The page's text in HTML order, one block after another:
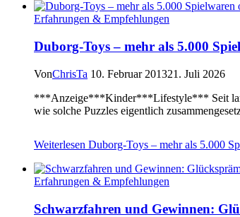
Erfahrungen & Empfehlungen
Duborg-Toys – mehr als 5.000
VonChrisTa 10. Februar 201321. Juli 2026
***Anzeige***Kinder***Lifestyle*** Seit
wie solche Puzzles eigentlich
Weiterlesen Duborg-Toys – mehr als 5.000
Erfahrungen & Empfehlungen
Schwarzfahren und Gewinnen: